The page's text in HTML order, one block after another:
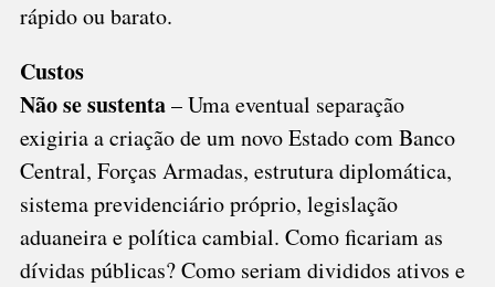
rápido ou barato.
Custos
Não se sustenta– Uma eventual separação
exigiria a criação de um novo Estado com Banco
Central, Forças Armadas, estrutura diplomática,
sistema previdenciário próprio, legislação
aduaneira e política cambial. Como ficariam as
dívidas públicas? Como seriam divididos ativos e